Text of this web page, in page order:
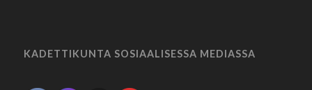
KADETTIKUNTA SOSIAALISESSA MEDIASSA